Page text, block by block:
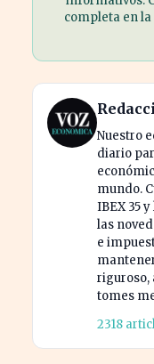
completa en
Nuestro
diario
mundo.
IBEX 35
las
e
riguroso,
tomes
2318